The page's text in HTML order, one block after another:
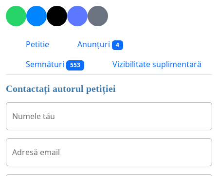
Petitie Anunțuri 4
Semnături 553 Vizibilitate suplimentară
Contactați autorul petiției
Numele tău
Adresă email